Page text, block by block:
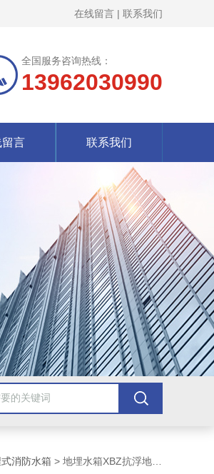
在线留言 | 联系我们
全国服务咨询热线：
13962030990
言 联系我们
消防水箱 > 地埋水箱XBZ抗浮地埋式消防水箱一体化泵站